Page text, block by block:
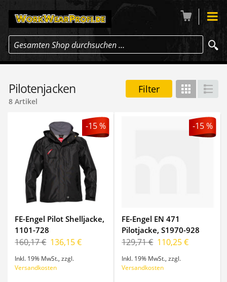
Gesamten Shop durchsuchen …
Pilotenjacken Filter Gitter
8 Artikel
-15 %
FE-Engel Pilot Shelljacke,
1101-728
160,17 € 136,15 €
Inkl. 19% MwSt. ,zzgl.
Versandkosten
-15 %
FE-Engel EN 471
Pilotjacke, S1970-928
129,71 € 110,25 €
Inkl. 19% MwSt. ,zzgl.
Versandkosten